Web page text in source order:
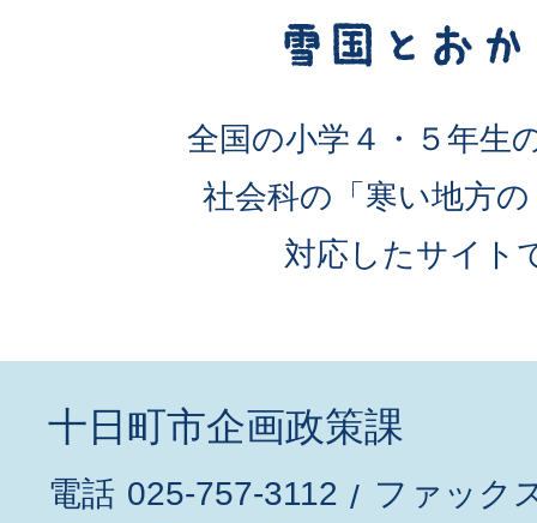
全国の小学４・５年生
社会科の「寒い地方
対応したサイト
十日町市企画政策課
電話 025-757-3112
ファック